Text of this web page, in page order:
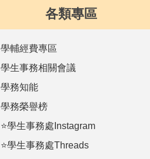
各類專區
學輔經費專區
學生事務相關會議
學務知能
學務榮譽榜
⭐學生事務處Instagram
⭐學生事務處Threads